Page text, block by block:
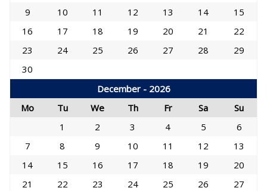
9
10 11 12 13 14
15
16
17 18 19 20 21
22
23
24 25 26 27 28
29
30
December - 2026
Mo
Tu We Th Fr Sa
Su
1
2 3 4 5
6
7
8 9 10 11 12
13
14
15 16 17 18 19
20
21
22 23 24 25 26
27